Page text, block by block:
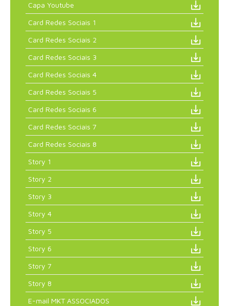
Capa Youtube
Card Redes Sociais 1
Card Redes Sociais 2
Card Redes Sociais 3
Card Redes Sociais 4
Card Redes Sociais 5
Card Redes Sociais 6
Card Redes Sociais 7
Card Redes Sociais 8
Story 1
Story 2
Story 3
Story 4
Story 5
Story 6
Story 7
Story 8
E-mail MKT ASSOCIADOS